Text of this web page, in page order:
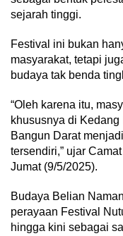
sejarah tinggi.
Festival ini bukan
masyarakat, tetapi
budaya tak benda
“Oleh karena itu,
khususnya di
Bangun Darat
tersendiri,” ujar
Jumat (9/5/2025).
Budaya Belian
perayaan Festival
hingga kini sebagai